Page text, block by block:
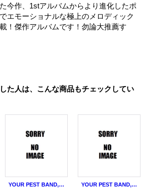
今作、1stアルバムからより進化したポ
エモーショナルな極上のメロディック
！傑作アルバムです！勿論大推薦す
た人は、こんな商品もチェックしてい
YOUR PEST BAND, HOLY SHIT! / Split (7ep) Snuffy smiles YOUR PEST BAND, EINE KLEINE CHINMUZIK / Split (7ep) Snuffy smiles